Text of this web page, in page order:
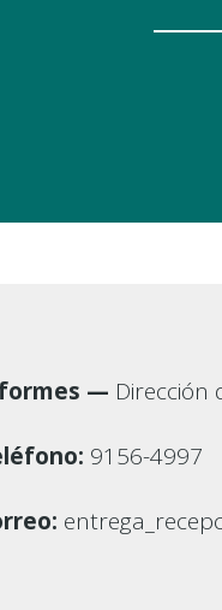
— Dirección
9156-4997